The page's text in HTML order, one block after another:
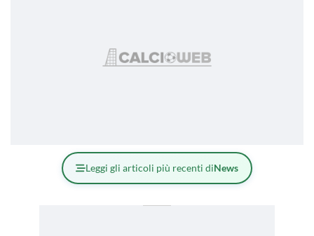
Leggi gli articoli più recenti diNews